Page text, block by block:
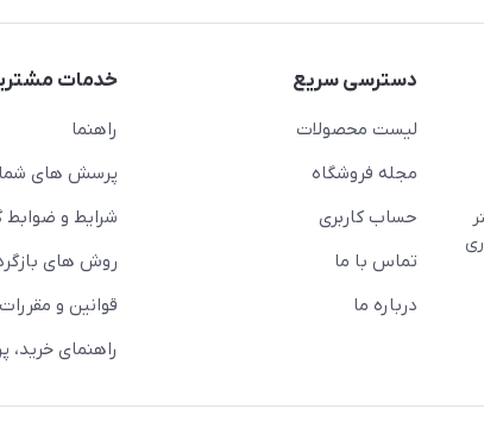
ریشهر ، 100 متر
دسترسی سریع
لیست محصولات
مجله فروشگاه
حساب کاربری
تماس با ما
درباره ما
خدمات
راهنما
پرسش های شما
شرایط و ضوابط
روش های
قوانین و
راهنمای خرید،